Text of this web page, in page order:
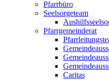
Pfarrbüro
Seelsorgeteam
Pfarrgemeinderat
Caritas